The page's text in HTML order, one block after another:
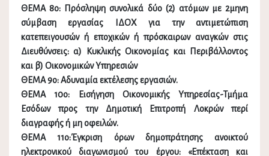
ΘΕΜΑ 8ο: Πρόσληψη συνολικά δύο (2) ατόμων με 2μηνη
σύμβαση εργασίας ΙΔΟΧ για την αντιμετώπιση
κατεπειγουσών ή εποχικών ή πρόσκαιρων αναγκών στις
Διευθύνσεις: α) Κυκλικής Οικονομίας και Περιβάλλοντος
και β) Οικονομικών Υπηρεσιών
ΘΕΜΑ 9ο: Αδυναμία εκτέλεσης εργασιών.
ΘΕΜΑ 10ο: Εισήγηση Οικονομικής Υπηρεσίας-Τμήμα
Εσόδων προς την Δημοτική Επιτροπή Λοκρών περί
διαγραφής ή μη οφειλών.
ΘΕΜΑ 11ο:Έγκριση όρων δημοπράτησης ανοικτού
ηλεκτρονικού διαγωνισμού του έργου: «Επέκταση και